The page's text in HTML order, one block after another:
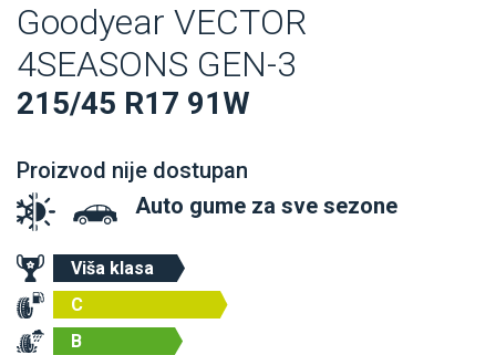
Goodyear VECTOR
4SEASONS GEN-3
215/45 R17 91W
Proizvod nije dostupan
Auto gume za sve sezone
Viša klasa
C
B